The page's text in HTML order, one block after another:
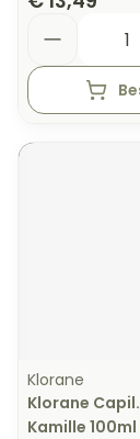
Klorane
Klorane
Kamille 100ml